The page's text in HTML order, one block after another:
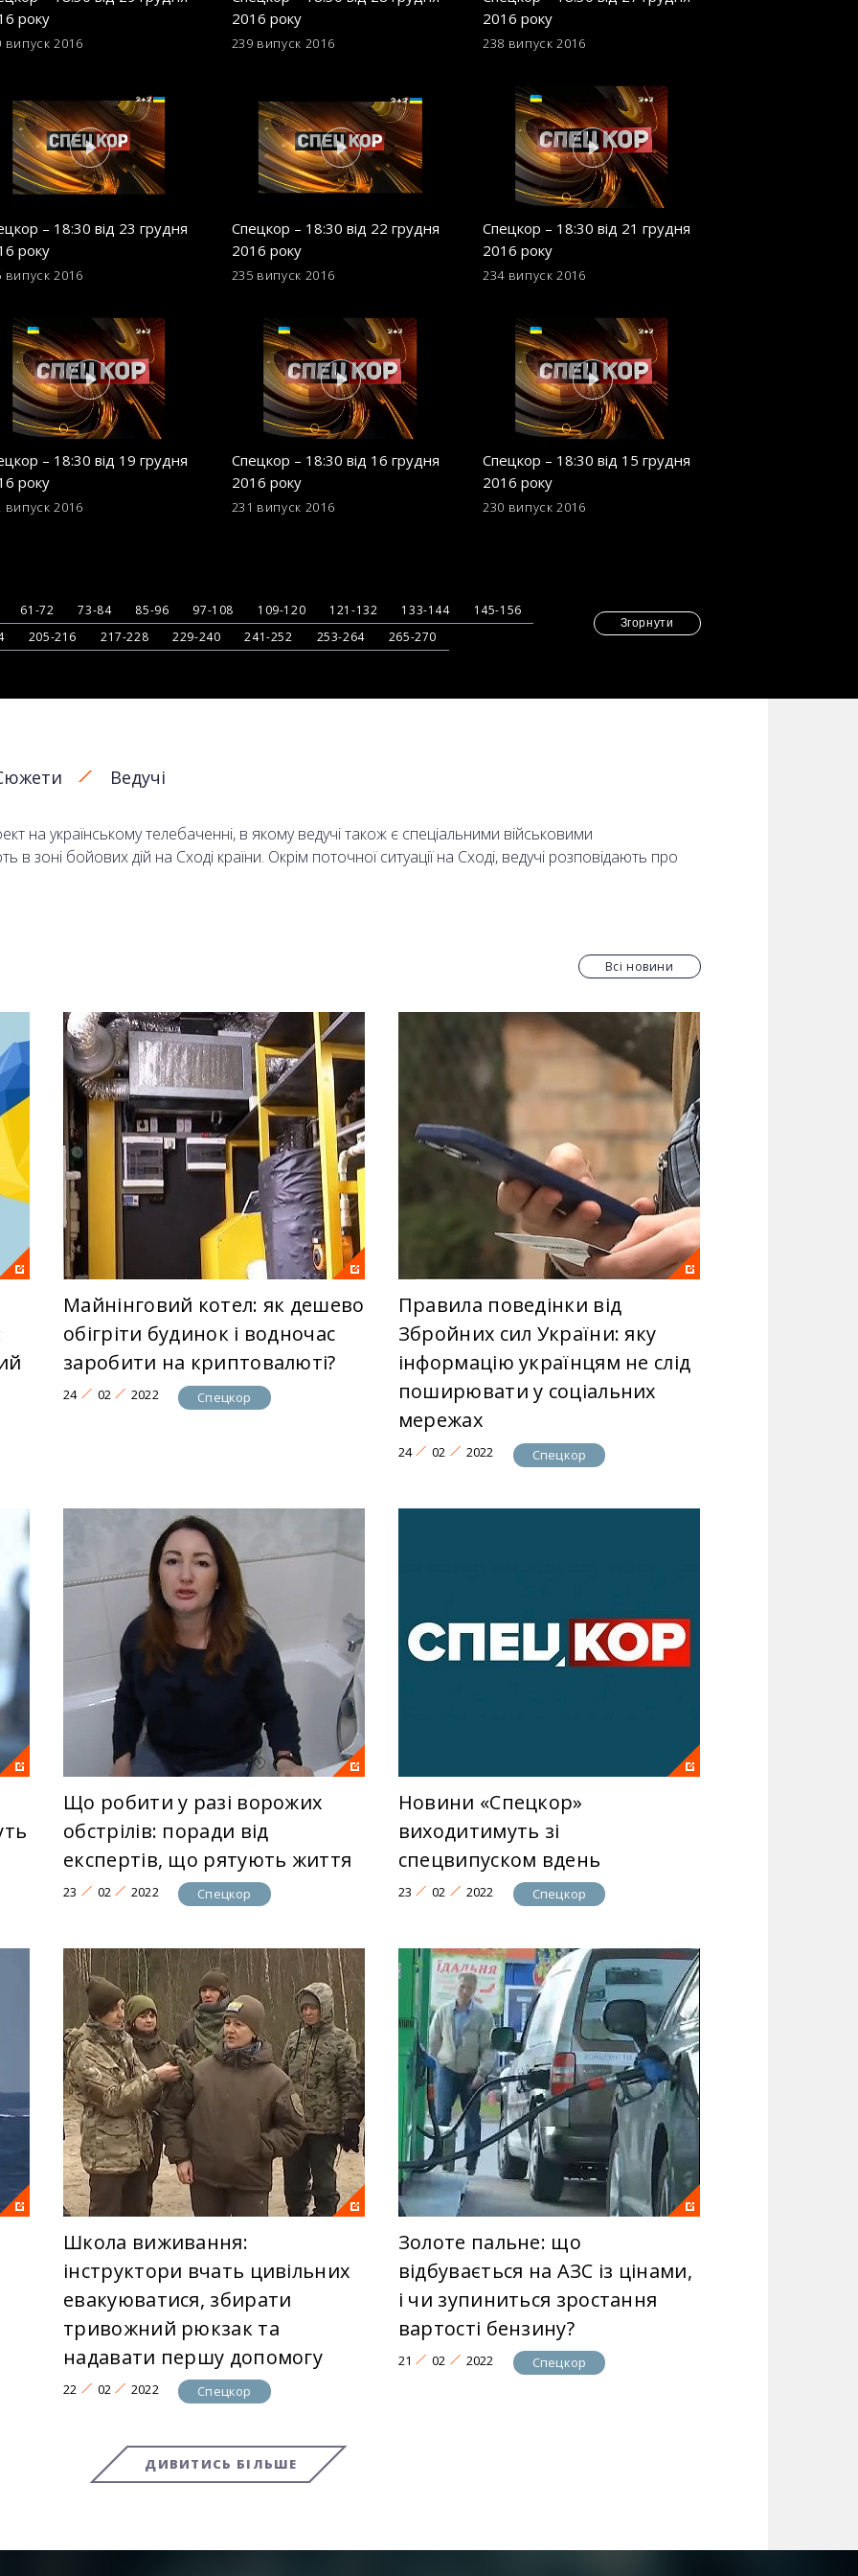
року
випуск 2016
2016 року
239 випуск 2016
2016 року
238 випуск 2016
– 18:30 від 23 грудня
року
випуск 2016
Спецкор – 18:30 від 22 грудня
2016 року
235 випуск 2016
Спецкор – 18:30 від 21 грудня
2016 року
234 випуск 2016
– 18:30 від 19 грудня
року
випуск 2016
Спецкор – 18:30 від 16 грудня
2016 року
231 випуск 2016
Спецкор – 18:30 від 15 грудня
2016 року
230 випуск 2016
61-72 73-84 85-96 97-108 109-120 121-132 133-144
145-156
205-216 217-228 229-240 241-252 253-264 265-270
Згорнути
Ведучі
на українському телебаченні, в якому ведучі також є спеціальними військовими
зоні бойових дій на Сході країни. Окрім поточної ситуації на Сході, ведучі розповідають про
2+2 та на сайті онлайн.
Всі новини
Майнінговий котел: як дешево
обігріти будинок і водночас
заробити на криптовалюті?
24 02 2022 Спецкор
Правила поведінки від
Збройних сил України: яку
інформацію українцям не слід
поширювати у соціальних
мережах
24 02 2022 Спецкор
Що робити у разі ворожих
обстрілів: поради від
експертів, що рятують життя
23 02 2022 Спецкор
Новини «Спецкор»
виходитимуть зі
спецвипуском вдень
23 02 2022 Спецкор
Школа виживання:
інструктори вчать цивільних
евакуюватися, збирати
тривожний рюкзак та
надавати першу допомогу
22 02 2022 Спецкор
Золоте пальне: що
відбувається на АЗС із цінами,
і чи зупиниться зростання
вартості бензину?
21 02 2022 Спецкор
ДИВИТИСЬ БІЛЬШЕ